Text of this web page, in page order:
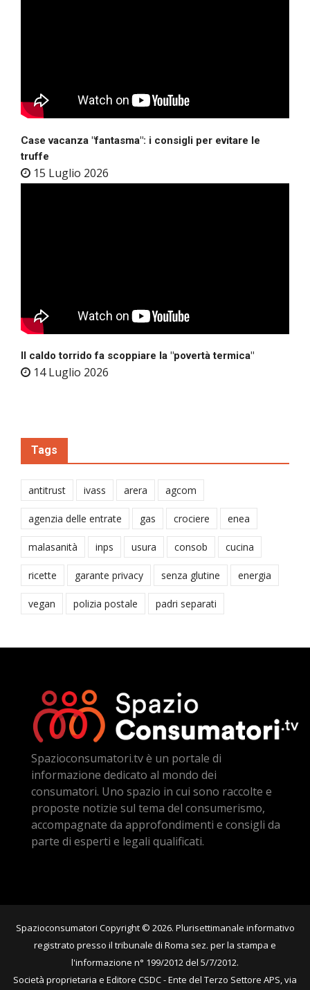
Case vacanza "fantasma": i consigli per evitare le
truffe
15 Luglio 2026
Il caldo torrido fa scoppiare la "povertà termica"
14 Luglio 2026
Tags
antitrust ivass arera agcom
agenzia delle entrate gas crociere enea
malasanità inps usura consob cucina
ricette garante privacy senza glutine energia
vegan polizia postale padri separati
Spazioconsumatori.tv è un portale di
informazione dedicato al mondo dei
consumatori. Uno spazio in cui sono raccolte e
proposte notizie sul tema del consumerismo,
accompagnate da approfondimenti e consigli da
parte di esperti e legali qualificati.
Spazioconsumatori Copyright © 2026. Plurisettimanale informativo
registrato presso il tribunale di Roma sez. per la stampa e
l'informazione n° 199/2012 del 5/7/2012.
Società proprietaria e Editore CSDC - Ente del Terzo Settore APS, via